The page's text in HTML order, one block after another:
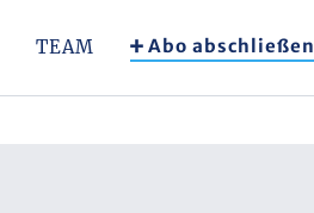
TEAM Abo abschließen